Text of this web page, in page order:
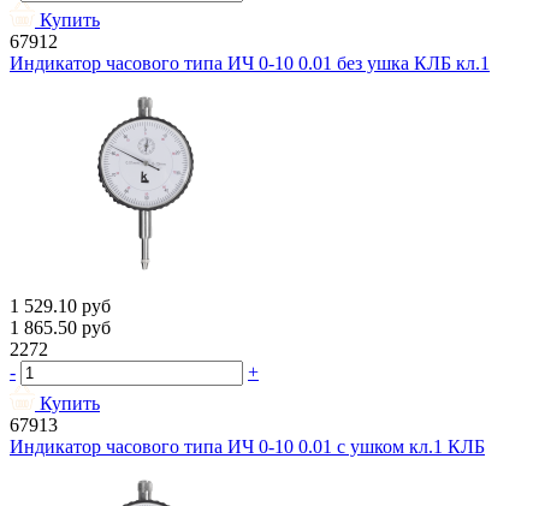
Купить
67912
Индикатор часового типа ИЧ 0-10 0.01 без ушка КЛБ кл.1
1 529.10 руб
1 865.50 руб
2272
-
+
Купить
67913
Индикатор часового типа ИЧ 0-10 0.01 с ушком кл.1 КЛБ